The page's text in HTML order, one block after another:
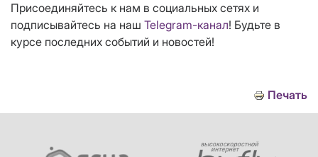
Присоединяйтесь к нам в социальных сетях и
подписывайтесь на наш Telegram-канал! Будьте в
курсе последних событий и новостей!
Печать